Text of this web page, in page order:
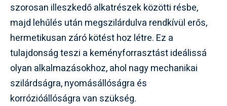
szorosan illeszkedő alkatrészek közötti résbe,
majd lehűlés után megszilárdulva rendkívül erős,
hermetikusan záró kötést hoz létre. Ez a
tulajdonság teszi a keményforrasztást ideálissá
olyan alkalmazásokhoz, ahol nagy mechanikai
szilárdságra, nyomásállóságra és
korrózióállóságra van szükség.